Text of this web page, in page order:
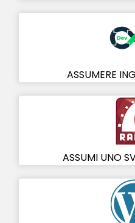
ASSUMERE
ASSUMI UNO